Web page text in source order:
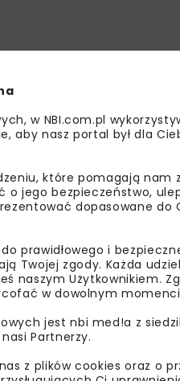
w NBI.com.pl
aby nasz portal był dla
które pomagają nam
o jego bezpieczeństwo,
dopasowane do
prawidłowego i
Twojej zgody. Każda
naszym Użytkownikiem.
w dowolnym
jest nbi med!a z
Partnerzy.
z plików cookies oraz o